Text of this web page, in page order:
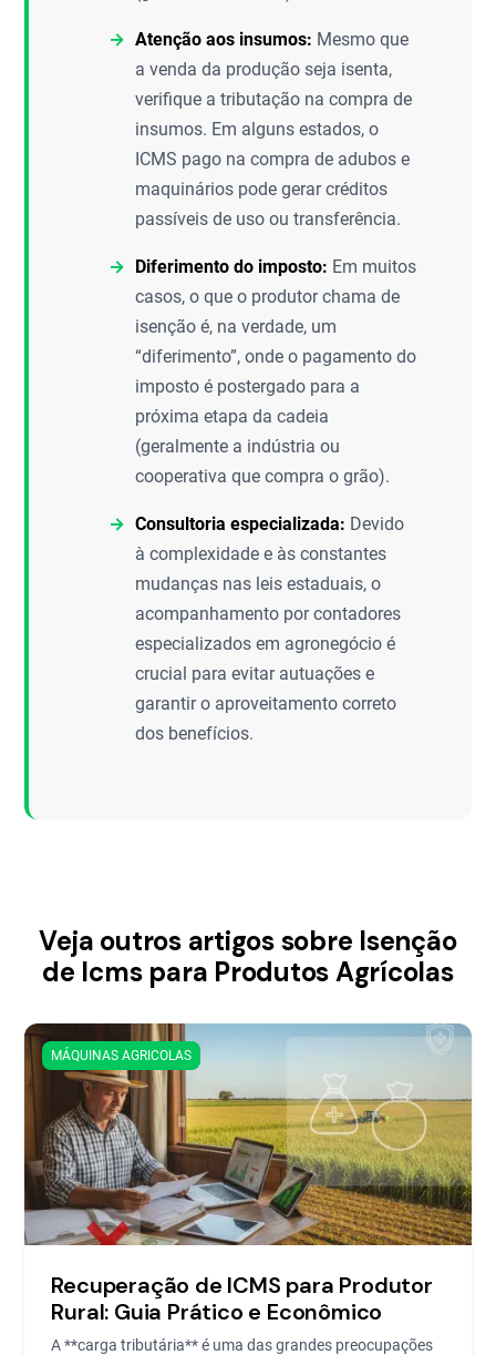
Atenção aos insumos: Mesmo que
a venda da produção seja isenta,
verifique a tributação na compra de
insumos. Em alguns estados, o
ICMS pago na compra de adubos e
maquinários pode gerar créditos
passíveis de uso ou transferência.
Diferimento do imposto: Em muitos
casos, o que o produtor chama de
isenção é, na verdade, um
“diferimento”, onde o pagamento do
imposto é postergado para a
próxima etapa da cadeia
(geralmente a indústria ou
cooperativa que compra o grão).
Consultoria especializada: Devido
à complexidade e às constantes
mudanças nas leis estaduais, o
acompanhamento por contadores
especializados em agronegócio é
crucial para evitar autuações e
garantir o aproveitamento correto
dos benefícios.
Veja outros artigos sobre Isenção
de Icms para Produtos Agrícolas
MÁQUINAS AGRICOLAS
Recuperação de ICMS para Produtor
Rural: Guia Prático e Econômico
A **carga tributária** é uma das grandes preocupações